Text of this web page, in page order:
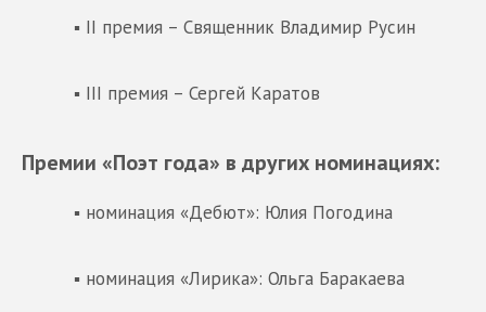
▪ II премия – Священник Владимир Русин
▪ III премия – Сергей Каратов
Премии «Поэт года» в других номинациях:
▪ номинация «Дебют»: Юлия Погодина
▪ номинация «Лирика»: Ольга Баракаева